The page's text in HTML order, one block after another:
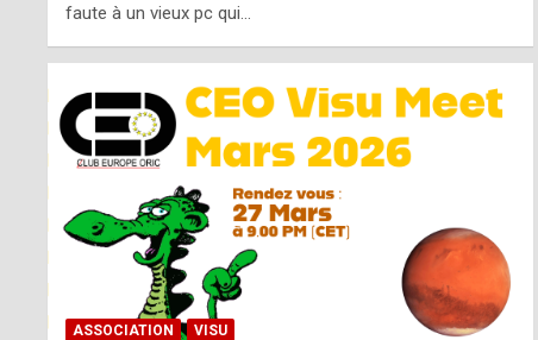
faute à un vieux pc qui…
ASSOCIATION VISU